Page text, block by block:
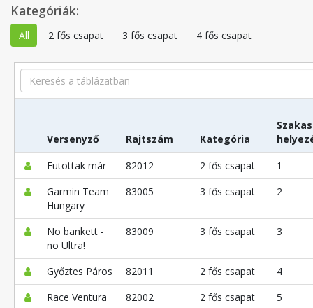
Kategóriák:
All 2 fős csapat 3 fős csapat 4 fős csapat
Search
Versenyző Rajtszám Kategória
Futottak már
82012 2 fős csapat
1
Garmin Team
Hungary
83005 3 fős csapat 2
No bankett -
no Ultra!
83009 3 fős csapat 3
Győztes Páros 82011 2 fős csapat
4
Race Ventura
82002 2 fős csapat
5